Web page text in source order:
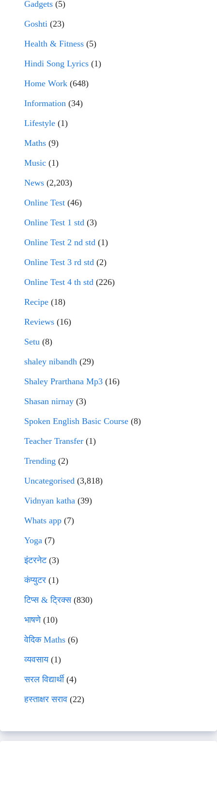
Gadgets (5)
Goshti (23)
Health & Fitness (5)
Hindi Song Lyrics (1)
Home Work (648)
Information (34)
Lifestyle (1)
Maths (9)
Music (1)
News (2,203)
Online Test (46)
Online Test 1 std (3)
Online Test 2 nd std (1)
Online Test 3 rd std (2)
Online Test 4 th std (226)
Recipe (18)
Reviews (16)
Setu (8)
shaley nibandh (29)
Shaley Prarthana Mp3 (16)
Shasan nirnay (3)
Spoken English Basic Course (8)
Teacher Transfer (1)
Trending (2)
Uncategorised (3,818)
Vidnyan katha (39)
Whats app (7)
Yoga (7)
इंटरनेट(3)
कंप्युटर (1)
टिप्स & ट्रिक्स(830)
भाषणे(10)
वेदिक Maths (6)
व्यवसाय(1)
सरल विद्यार्थी(4)
हस्ताक्षर सराव (22)